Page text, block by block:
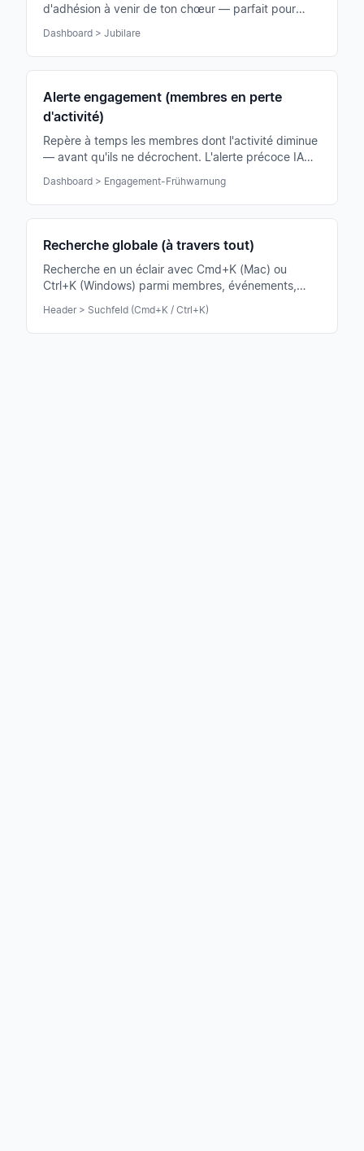
d'adhésion à venir de ton chœur — parfait pour
Dashboard > Jubilare
Alerte engagement (membres en perte
d'activité)
Repère à temps les membres dont l'activité diminue
— avant qu'ils ne décrochent. L'alerte précoce IA
Dashboard > Engagement-Frühwarnung
Recherche globale (à travers tout)
Recherche en un éclair avec Cmd+K (Mac) ou
Ctrl+K (Windows) parmi membres, événements,
partitions, annonces et chats — tout depuis un seul
champ.
Header > Suchfeld (Cmd+K / Ctrl+K)